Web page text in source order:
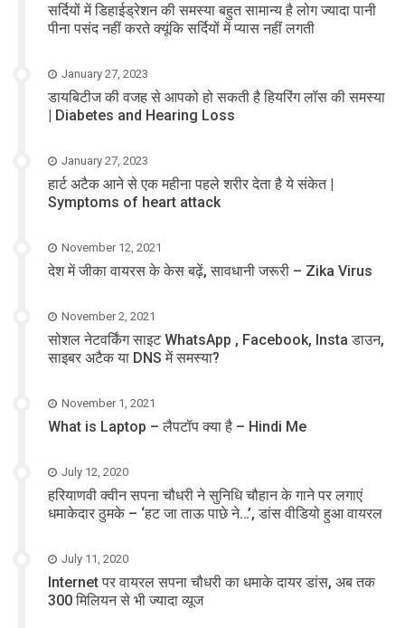
सर्दियों में डिहाईड्रेशन की समस्या बहुत सामान्य है लोग ज्यादा पानी
पीना पसंद नहीं करते क्यूंकि सर्दियों में प्यास नहीं लगती
January 27, 2023
डायबिटीज की वजह से आपको हो सकती है हियरिंग लॉस की समस्या
| Diabetes and Hearing Loss
January 27, 2023
हार्ट अटैक आने से एक महीना पहले शरीर देता है ये संकेत |
Symptoms of heart attack
November 12, 2021
देश में जीका वायरस के केस बढ़ें, सावधानी जरूरी – Zika Virus
November 2, 2021
सोशल नेटवर्किंग साइट WhatsApp , Facebook, Insta डाउन,
साइबर अटैक या DNS में समस्या?
November 1, 2021
What is Laptop – लैपटॉप क्या है – Hindi Me
July 12, 2020
हरियाणवी क्वीन सपना चौधरी ने सुनिधि चौहान के गाने पर लगाएं
धमाकेदार ठुमके – ‘हट जा ताऊ पाछे ने…’, डांस वीडियो हुआ वायरल
July 11, 2020
Internet पर वायरल सपना चौधरी का धमाके दायर डांस, अब तक
300 मिलियन से भी ज्यादा व्यूज